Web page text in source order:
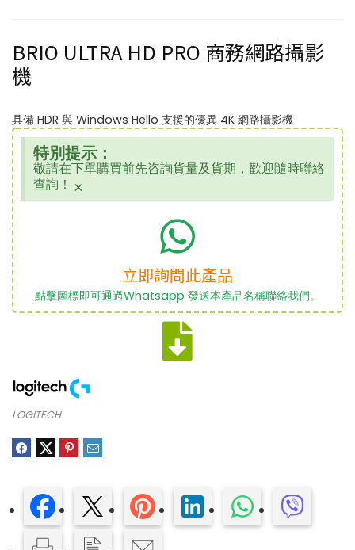
BRIO ULTRA HD PRO 商務網路攝影
機
具備 HDR 與 Windows Hello 支援的優異 4K 網路攝影機
特別提示：
敬請在下單購買前先咨詢貨量及貨期，歡迎隨時聯絡
查詢！ ×
立即詢問此產品
點擊圖標即可通過Whatsapp 發送本產品名稱聯絡我們。
LOGITECH